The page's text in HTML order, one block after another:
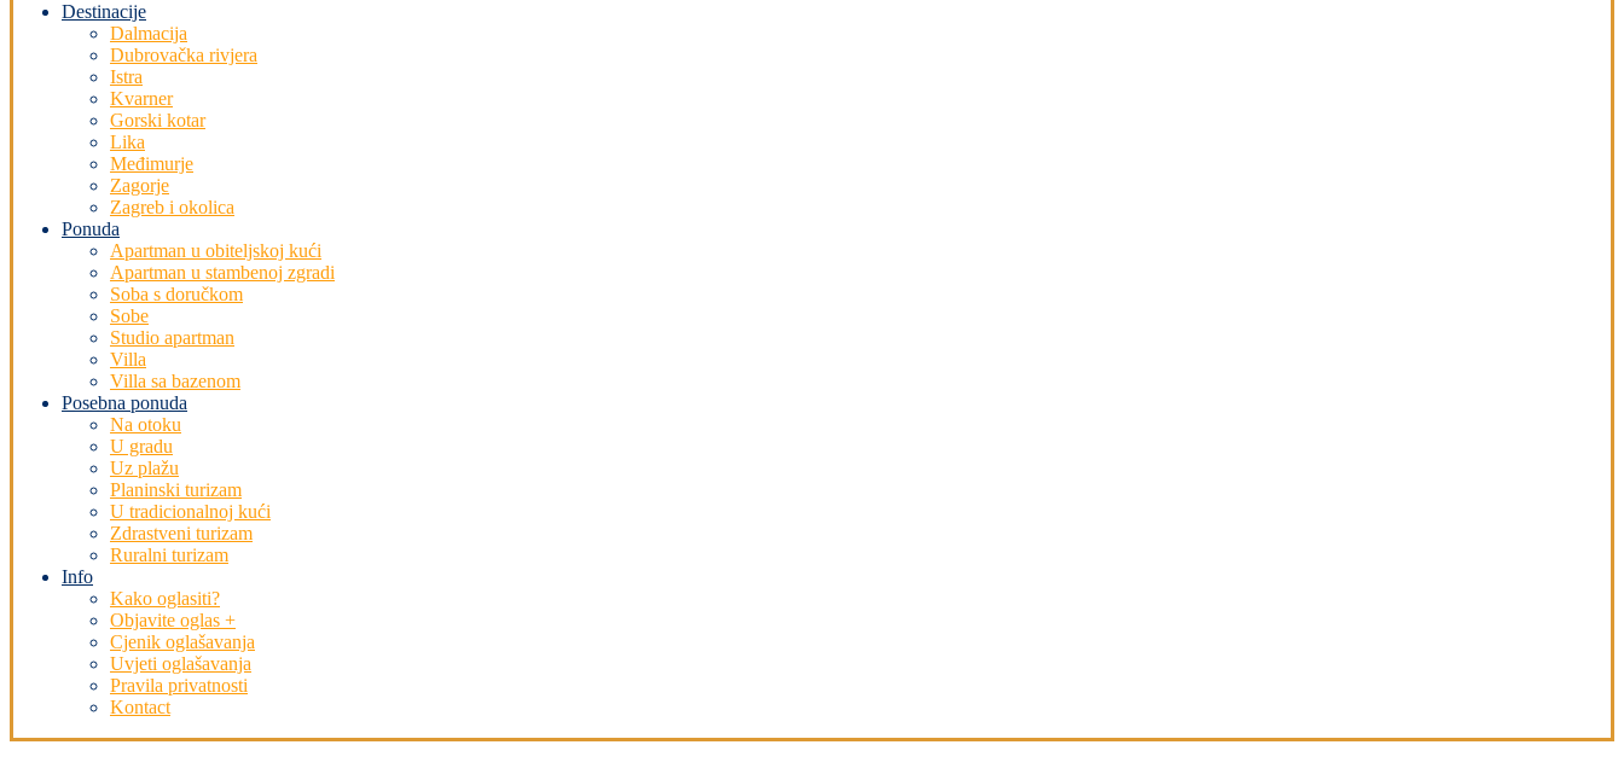
Destinacije
Dalmacija
Dubrovačka rivjera
Istra
Kvarner
Gorski kotar
Lika
Međimurje
Zagorje
Zagreb i okolica
Ponuda
Apartman u obiteljskoj kući
Apartman u stambenoj zgradi
Soba s doručkom
Sobe
Studio apartman
Villa
Villa sa bazenom
Posebna ponuda
Na otoku
U gradu
Uz plažu
Planinski turizam
U tradicionalnoj kući
Zdrastveni turizam
Ruralni turizam
Info
Kako oglasiti?
Objavite oglas +
Cjenik oglašavanja
Uvjeti oglašavanja
Pravila privatnosti
Kontact